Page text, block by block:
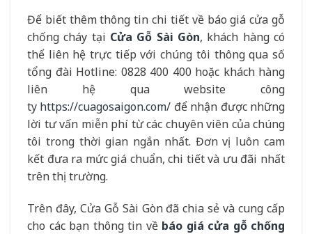
Để biết thêm thông tin chi tiết về báo giá cửa gỗ
chống cháy tại Cửa Gỗ Sài Gòn, khách hàng có
thể liên hệ trực tiếp với chúng tôi thông qua số
tổng đài Hotline: 0828 400 400 hoặc khách hàng
liên hệ qua website công
ty https://cuagosaigon.com/ để nhận được những
lời tư vấn miễn phí từ các chuyên viên của chúng
tôi trong thời gian ngắn nhất. Đơn vị luôn cam
kết đưa ra mức giá chuẩn, chi tiết và ưu đãi nhất
trên thị trường.
Trên đây, Cửa Gỗ Sài Gòn đã chia sẻ và cung cấp
cho các bạn thông tin về báo giá cửa gỗ chống